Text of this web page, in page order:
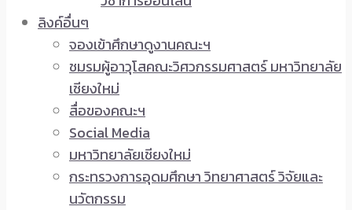
ลิงค์อื่นๆ
จองเข้าศึกษาดูงานคณะฯ
ชมรมผู้อาวุโสคณะวิศวกรรมศาสตร์ มหาวิทยาลัย
เชียงใหม่
สื่อของคณะฯ
Social Media
มหาวิทยาลัยเชียงใหม่
กระทรวงการอุดมศึกษา วิทยาศาสตร์ วิจัยและ
นวัตกรรม